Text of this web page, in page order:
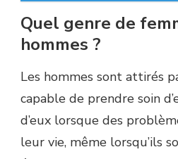
Quel genre de
hommes ?
Les hommes sont attirés
capable de prendre soin
d’eux lorsque des
leur vie, même lorsqu’ils